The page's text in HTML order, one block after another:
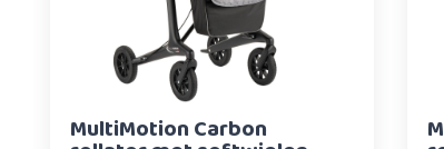
MultiMotion Carbon